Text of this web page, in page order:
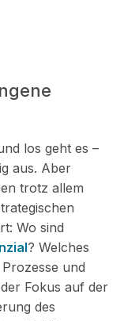
los geht es –
aus. Aber
trotz allem
Wo sind
? Welches
und
Fokus auf der
des